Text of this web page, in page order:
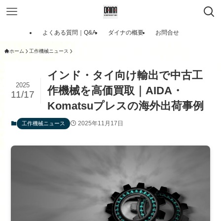
よくある質問｜Q&A ダイナの概要 お問合せ
ホーム 工作機械ニュース
インド・タイ向け輸出で中古工
作機械を高価買取｜AIDA・
Komatsuプレスの海外出荷事例
2025
11/17
工作機械ニュース 2025年11月17日